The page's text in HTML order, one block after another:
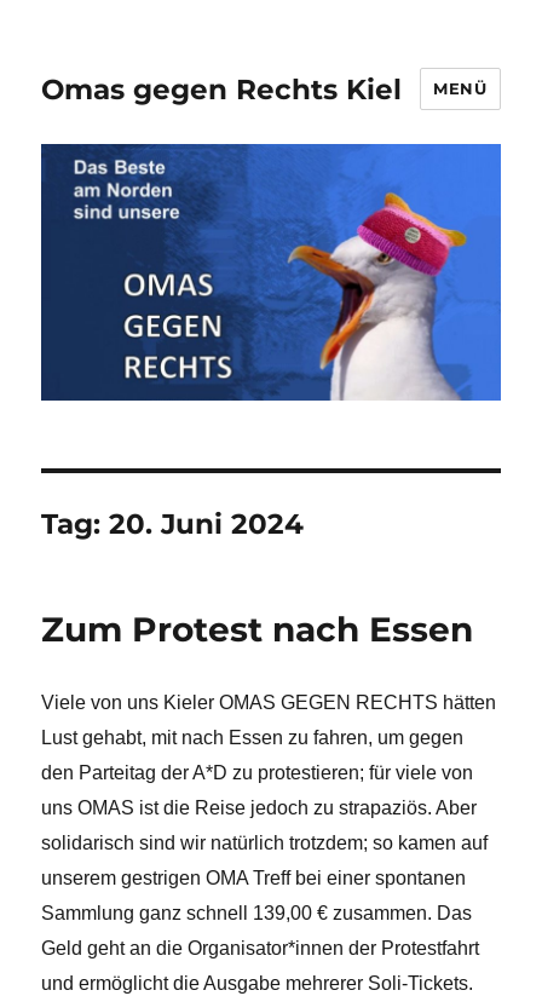
Omas gegen Rechts Kiel MENÜ
Tag:20. Juni 2024
Zum Protest nach Essen
Viele von uns Kieler OMAS GEGEN RECHTS hätten
Lust gehabt, mit nach Essen zu fahren, um gegen
den Parteitag der A*D zu protestieren; für viele von
uns OMAS ist die Reise jedoch zu strapaziös. Aber
solidarisch sind wir natürlich trotzdem; so kamen auf
unserem gestrigen OMA Treff bei einer spontanen
Sammlung ganz schnell 139,00 € zusammen. Das
Geld geht an die Organisator*innen der Protestfahrt
und ermöglicht die Ausgabe mehrerer Soli-Tickets.